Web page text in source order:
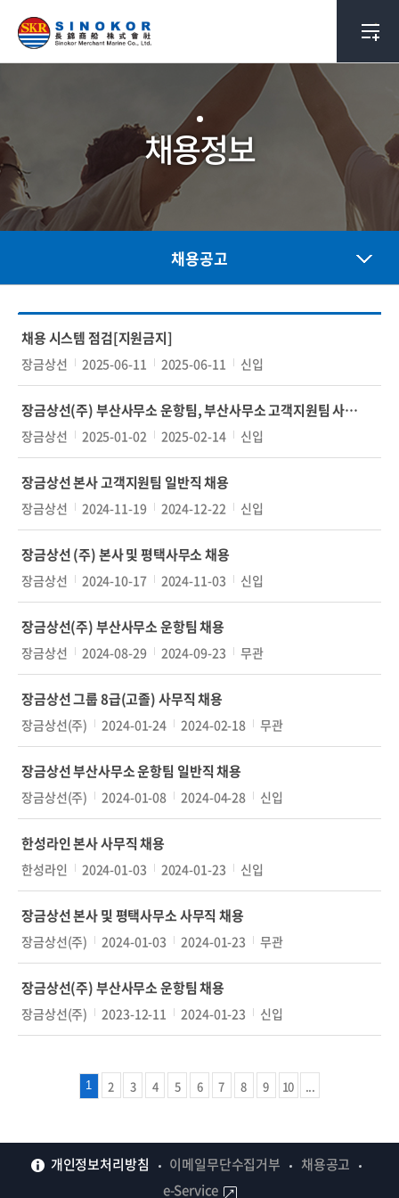
채용정보
채용공고
번
호
채
용
공
고
명
회
사
명
접
수
시
작
일
접
수
마
감
일
모
집
대
상
채용 시스템 점검[지원금지]
장금상선 2025-06-11 2025-06-11 신입
장금상선(주) 부산사무소 운항팀, 부산사무소 고객지원팀 사무직 채용
장금상선 2025-01-02 2025-02-14 신입
장금상선 본사 고객지원팀 일반직 채용
장금상선 2024-11-19 2024-12-22 신입
장금상선 (주) 본사 및 평택사무소 채용
장금상선 2024-10-17 2024-11-03 신입
장금상선(주) 부산사무소 운항팀 채용
장금상선 2024-08-29 2024-09-23 무관
장금상선 그룹 8급(고졸) 사무직 채용
장금상선(주) 2024-01-24 2024-02-18 무관
장금상선 부산사무소 운항팀 일반직 채용
장금상선(주) 2024-01-08 2024-04-28 신입
한성라인 본사 사무직 채용
한성라인 2024-01-03 2024-01-23 신입
장금상선 본사 및 평택사무소 사무직 채용
장금상선(주) 2024-01-03 2024-01-23 무관
장금상선(주) 부산사무소 운항팀 채용
장금상선(주) 2023-12-11 2024-01-23 신입
1 2 3 4 5 6 7 8 9 10 ...
개인정보처리방침 이메일무단수집거부
채용공고
e-Service